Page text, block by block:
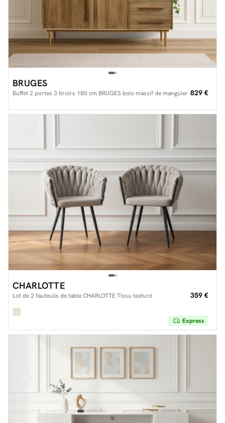
BRUGES
Buffet 2 portes 3 tiroirs 180 cm BRUGES bois massif de manguier 829 €
CHARLOTTE
Lot de 2 fauteuils de table CHARLOTTE Tissu texturé 359 €
Express